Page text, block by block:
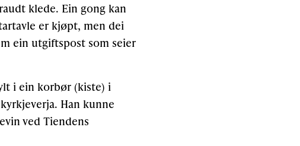
klede. Ein gong kan
er kjøpt, men dei
ein utgiftspost som seier
i ein korbør (kiste) i
Han kunne
ved Tiendens